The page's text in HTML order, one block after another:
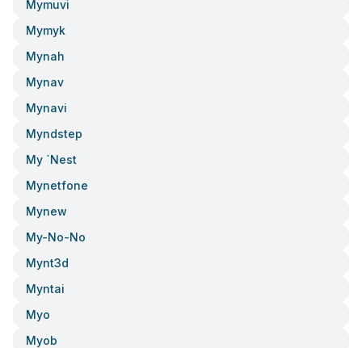
Mymuvi
Mymyk
Mynah
Mynav
Mynavi
Myndstep
My `nest
Mynetfone
Mynew
My-No-No
Mynt3d
Myntai
Myo
Myob